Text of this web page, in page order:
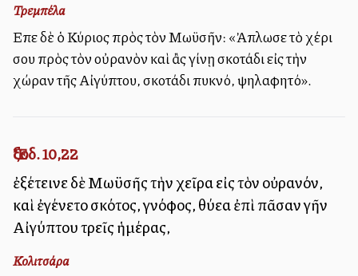
Τρεμπέλα
Εἶπε δὲ ὁ Κύριος πρὸς τὸν Μωϋσῆν: «Ἀπλωσε τὸ χέρι
σου πρὸς τὸν οὐρανὸν καὶ ἂς γίνῃ σκοτάδι εἰς τὴν
χώραν τῆς Αἰγύπτου, σκοτάδι πυκνό, ψηλαφητό».
Ἔξοδ. 10,22
ἐξέτεινε δὲ Μωϋσῆς τὴν χεῖρα εἰς τὸν οὐρανόν,
καὶ ἐγένετο σκότος, γνόφος, θύελλα ἐπὶ πᾶσαν γῆν
Αἰγύπτου τρεῖς ἡμέρας,
Κολιτσάρα